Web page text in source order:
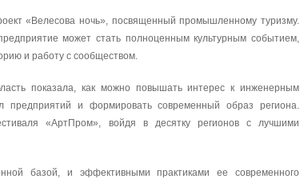
«Велесова ночь», посвященный промышленному туризму.
может стать полноценным культурным событием,
и работу с сообществом.
показала, как можно повышать интерес к инженерным
предприятий и формировать современный образ региона.
«АртПром», войдя в десятку регионов с лучшими
базой, и эффективными практиками ее современного